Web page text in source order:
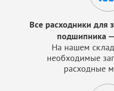
Все расходники
подшипника
На нашем
необходимые
расходные